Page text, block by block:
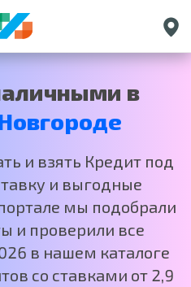
Санкт-Петербург
Москва
в
и взять Кредит под
и выгодные
мы подобрали
и проверили все
в нашем каталоге
со ставками от 2,9